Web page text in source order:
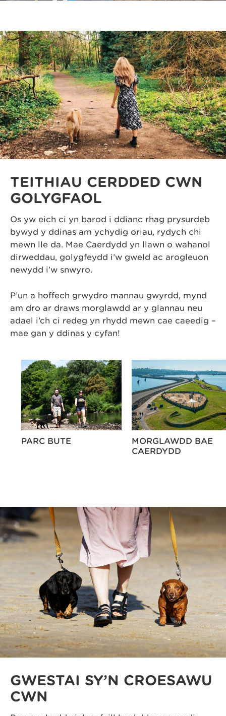
TEITHIAU CERDDED CŴN
GOLYGFAOL
Os yw eich ci yn barod i ddianc rhag prysurdeb
bywyd y ddinas am ychydig oriau, rydych chi
mewn lle da. Mae Caerdydd yn llawn o wahanol
dirweddau, golygfeydd i’w gweld ac arogleuon
newydd i’w snwyro.
P’un a hoffech grwydro mannau gwyrdd, mynd
am dro ar draws morglawdd ar y glannau neu
adael i’ch ci redeg yn rhydd mewn cae caeedig –
mae gan y ddinas y cyfan!
PARC BUTE
MORGLAWDD BAE
CAERDYDD
GWESTAI SY’N CROESAWU
CŴN